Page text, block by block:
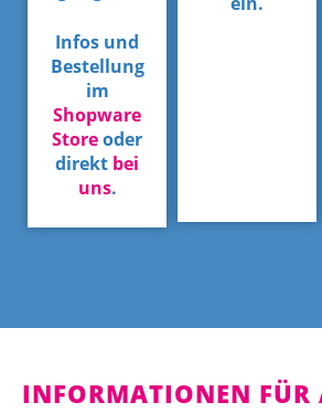
Infos und
Bestellung
im
Shopware
Storeoder
direkt bei
uns.
INFORMATIONEN FÜR